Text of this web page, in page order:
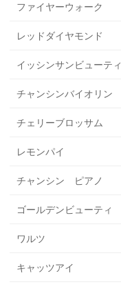
ファイヤーウォーク
レッドダイヤモンド
イッシンサンビューティ
チャンシンバイオリン
チェリーブロッサム
レモンパイ
チャンシン ピアノ
ゴールデンビューティ
ワルツ
キャッツアイ